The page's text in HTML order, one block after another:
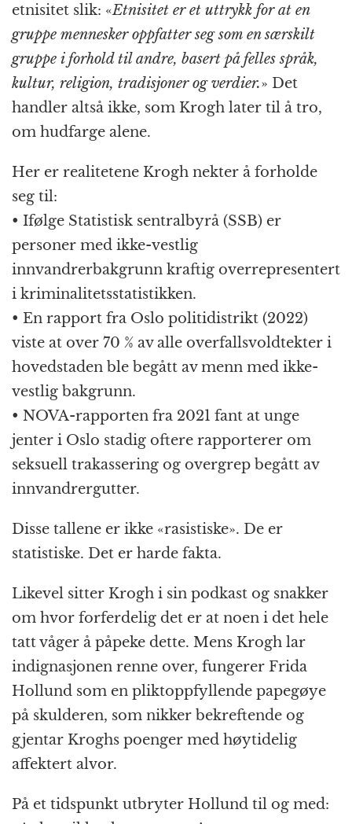
etnisitet slik: «Etnisitet er et uttrykk for at en
gruppe mennesker oppfatter seg som en særskilt
gruppe i forhold til andre, basert på felles språk,
kultur, religion, tradisjoner og verdier.» Det
handler altså ikke, som Krogh later til å tro,
om hudfarge alene.
Her er realitetene Krogh nekter å forholde
seg til:
• Ifølge Statistisk sentralbyrå (SSB) er
personer med ikke-vestlig
innvandrerbakgrunn kraftig overrepresentert
i kriminalitetsstatistikken.
• En rapport fra Oslo politidistrikt (2022)
viste at over 70 % av alle overfallsvoldtekter i
hovedstaden ble begått av menn med ikke-
vestlig bakgrunn.
• NOVA-rapporten fra 2021 fant at unge
jenter i Oslo stadig oftere rapporterer om
seksuell trakassering og overgrep begått av
innvandrergutter.
Disse tallene er ikke «rasistiske». De er
statistiske. Det er harde fakta.
Likevel sitter Krogh i sin podkast og snakker
om hvor forferdelig det er at noen i det hele
tatt våger å påpeke dette. Mens Krogh lar
indignasjonen renne over, fungerer Frida
Hollund som en pliktoppfyllende papegøye
på skulderen, som nikker bekreftende og
gjentar Kroghs poenger med høytidelig
affektert alvor.
På et tidspunkt utbryter Hollund til og med: